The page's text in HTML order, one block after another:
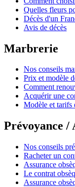
Quelles fleurs
Décès d'un
Avis de décès
Marbrerie
Nos conseils
Prix et modèle
Comment
Acquérir une
Modèle et tarifs
Prévoyance /
Nos conseils
Racheter un
Assurance
Le contrat
Assurance